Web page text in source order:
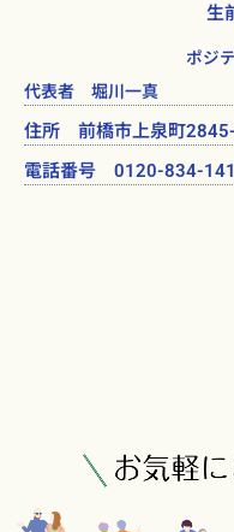
生
ポジ
代表者 堀川一真
住所 前橋市上泉町
電話番号 0120-834-141